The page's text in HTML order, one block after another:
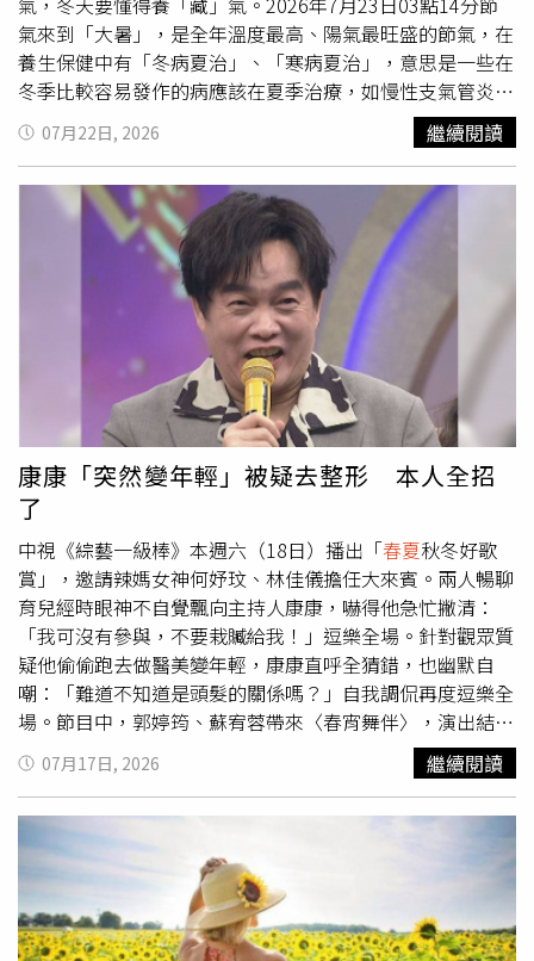
“多吃補藥，有病治病，無病強身”是不科學的，用食補代
替藥補是個不錯的選擇，秋季之後我們可以多喝雪梨銀耳湯
來滋陰潤肺，多吃蓮藕、蘿蔔、百合等物來保健身體，無病
亂補是會擾亂身體內部節奏，而且補藥吃太多小心變成毒
藥。藥物和食物既然有保健治療作用，亦有一定的副作用，
久服多服會影響體內的營養平衡。尤其是老年人，不但各臟
器功能均有不同程度的減退，需要全面地系統地加以調理，
而且不同的季節，對保健藥物和食物也有不同的需求。因
此，根據不同情況予以調整是十分必要的，不能恒補不變，
一補到底。二、衣的養生與禁忌早晚日夜溫差大，別忘早晚
添加衣服。三、住的養生與禁忌1.「秋老虎」到要注意防暑
降溫，此時晝夜溫差逐漸變大，也要預防感冒著涼。夜間睡
覺時腰腹要蓋被子，以防受涼。2. 炎熱季節，許多家庭和辦
公室都開著空調，人們在享受清風涼意的同時，也容易患上
“空調病”。尤其在立秋之後，天氣早晚較涼，稍不注意，
就會出現腹痛、吐瀉、傷風感冒、腰肩疼痛等癥狀。空調開
放時間不易過長，夜裡最好不開或只開除濕。這樣，既可降
溫避暑，又可預防空調病。3. 有慢性病如哮喘、慢性支氣管
炎患者及胃腸功能較弱的人，不宜長時間開空調，避免直吹
或將腹部蓋好。四、行的養生與禁忌早睡早起養精蓄銳，養
肝護肺；早睡可以順應陽氣的收斂，早起可使肺氣得到舒
展。而且，早睡早起可減少血栓形成的機會，可預防腦血栓
等缺血性疾病發生。五、育的養生與禁忌立秋的氣溫雖然沒
有降低多少，但是運動還是要堅持，運動不能停，立秋之後
空氣濕度會開始變低，在清晨的時候爬爬山，多做一些深呼
吸的動作，這樣的空氣浴能對身體起到很好的保健功效，晚
上9點以後不要劇烈運動出汗過多。六、樂的養生與禁忌悶
熱勿煩躁，天涼莫悲秋，「秋老虎「的燥熱威力不容小覷，
氣溫高令人心情煩躁，脾氣漸長，易於衝動，影響身心健
康，要調整好心態，切忌悲傷憂慮。
氣來到「大暑」，是全年溫度最高、陽氣最旺盛的節氣，在
養生保健中有「冬病夏治」、「寒病夏治」，意思是一些在
冬季比較容易發作的病應該在夏季治療，如慢性支氣管炎、
肺氣腫、支氣管哮喘、腹瀉、風濕痺症等陽虛症，暑期是最
佳的治療時機。所謂「小暑大暑，曬死老鼠。」高溫來襲，
人體排汗多、消耗大，易動肝火，感到心煩意亂、睏倦乏
力、食慾不振、急躁焦慮等，這個時候就不得不注意「大
暑」的一些禁忌和養生了。俗話說：「心靜自然涼」，心態
宜清靜，越是天熱越要「心靜」，以避免不良刺激。2026
年「大暑」這半個月，健康要注意的生肖是屬豬、牛、兔、
羊，容易過度勞累而引起神經緊張，失眠多夢的毛病，但只
要多些時間放鬆休息，終究問題不大。腸胃方面容易出問
題，對於生冷油炸類食物少吃爲宜，生活作息要有規律。以
下提供食、衣、住、行、育、樂的「大暑」開運養生及禁
忌：一、食的開運大法：1.飲食宜「以清為補」：「大暑」
養生飲食宜「以清為補」，宜補氣清暑，宜健脾養胃，宜藥
粥進補。清補食物有綠豆、百合、黃瓜、豆芽、鴨肉等；補
氣清暑食物有冬菇、紫菜、西瓜、番茄等，亦可選用西洋
參、太子參、黃芪；健脾養胃食物有赤小豆、薏米、南瓜
等；藥粥有綠豆粥、扁豆粥、蓮子粥、薏米粥等。2.宜吃三
種苦味食物：苦瓜，可清熱解暑，苦菜，可防治貧血，苦蕎
麥，可清腸排毒等。苦味食物不僅清熱，還能解熱祛暑、消
除疲勞。所以，大暑時節，適當吃苦味食物，可健脾開胃、
增進食慾，遠離濕熱邪氣，還可預防中暑。此外，苦味食物
還可使人產生醒腦、輕鬆的感覺，有利於人們在炎熱的夏天
恢復精力和體力，減輕或消除全身乏力、精神萎靡等不適。
3.宜吃三種瓜類：西瓜，可生津止渴，甜瓜，可清熱利尿，
哈密瓜，可緩解焦慮。夏天，酷熱的天氣使人體過度出汗，
消耗了大量體液，並消耗了各種營養物質，因此很容易感覺
到身體乏力和口渴。吃瓜要適量，不可過量，如果大量吃進
生冷瓜果、寒性食物，會損傷脾胃陽氣，使脾胃運動無力，
寒濕內滯，嚴重者則會出現腹瀉、腹痛等癥狀。4.宜喝三種
湯：雞湯，可提高免疫力，冬瓜荷葉湯，可降血壓，綠豆
07月22日, 2026 繼續閱讀
康康「突然變年輕」被疑去整形 本人全招
了
中視《綜藝一級棒》本週六（18日）播出「春夏秋冬好歌
賞」，邀請辣媽女神何妤玟、林佳儀擔任大來賓。兩人暢聊
育兒經時眼神不自覺飄向主持人康康，嚇得他急忙撇清：
「我可沒有參與，不要栽贓給我！」逗樂全場。針對觀眾質
疑他偷偷跑去做醫美變年輕，康康直呼全猜錯，也幽默自
嘲：「難道不知道是頭髮的關係嗎？」自我調侃再度逗樂全
場。節目中，郭婷筠、蘇宥蓉帶來〈春宵舞伴〉，演出結束
後兩人卻對自己的表現有些懊惱，坦言不是歌唱得不好，而
是覺得舞步沒有跳到位，直呼對不起舞蹈總監沈建豪。主持
人隨即請沈建豪親自示範，只見他一上場便展現流暢舞步與
韻律感，何妤玟、林佳儀見狀也忍不住跟著跳一段，全場氣
氛超嗨掌聲不斷。許志豪見狀笑虧：「所以那不是沈建豪的
問題，是人的問題。」一句神補刀，笑翻所有人。何妤玟
（左2）、林佳儀（右2）辣媽秀好身材。（圖／中視）再度
上《綜藝一級棒》當大來賓的何妤玟，聽完歌手輪番演出後
07月17日, 2026 繼續閱讀